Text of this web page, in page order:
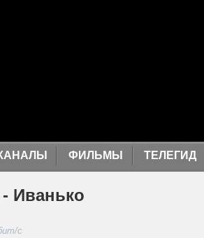
ФИЛЬМЫ ТЕЛЕГИД
Иванько
с